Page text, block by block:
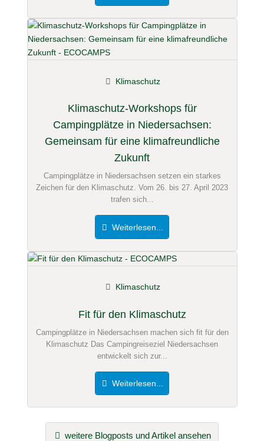
Klimaschutz-Workshops für
Campingplätze in Niedersachsen:
Gemeinsam für eine klimafreundliche
Zukunft
Klimaschutz
Campingplätze in Niedersachsen setzen ein starkes
Zeichen für den Klimaschutz. Vom 26. bis 27. April 2023
trafen sich...
Weiterlesen...
Fit für den Klimaschutz
Klimaschutz
Campingplätze in Niedersachsen machen sich fit für den
Klimaschutz Das Campingreiseziel Niedersachsen
entwickelt sich zur...
Weiterlesen...
weitere Blogposts und Artikel ansehen